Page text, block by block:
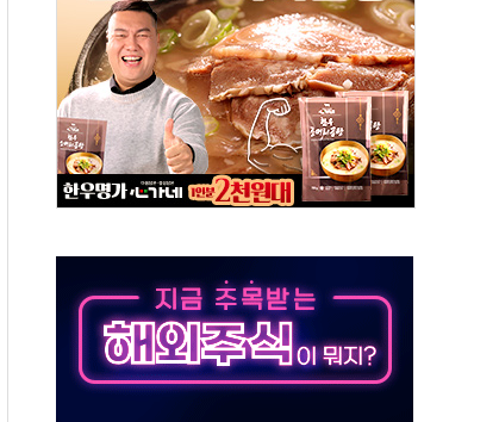
…내린 종목이 두 배 넘어
환 기후부 장관 "예측범위 벗어나도 즉시대응"
설연, AI 위험기상 기술 개발
제도 개선 수혜 기대"
전서 50대 일용직 추락 사망
·재건축 촉진하는 것이 부동산 정상화"
월 말 '56조원' 사상 최대
업 지원 프로그램 성료
원 대표 구속 송치